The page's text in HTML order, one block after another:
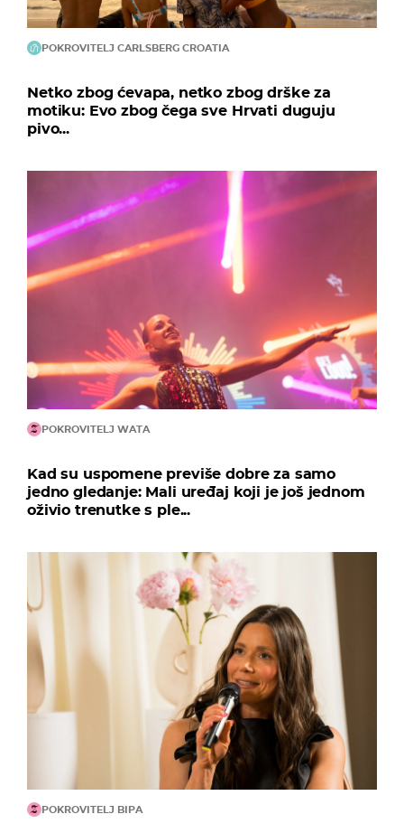
POKROVITELJ CARLSBERG CROATIA
Netko zbog ćevapa, netko zbog drške za
motiku: Evo zbog čega sve Hrvati duguju
pivo...
POKROVITELJ WATA
Kad su uspomene previše dobre za samo
jedno gledanje: Mali uređaj koji je još jednom
oživio trenutke s ple...
POKROVITELJ BIPA